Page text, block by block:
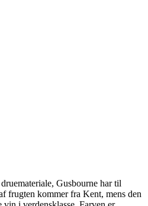
Gusbourne har til
frugten kommer fra Kent, mens den